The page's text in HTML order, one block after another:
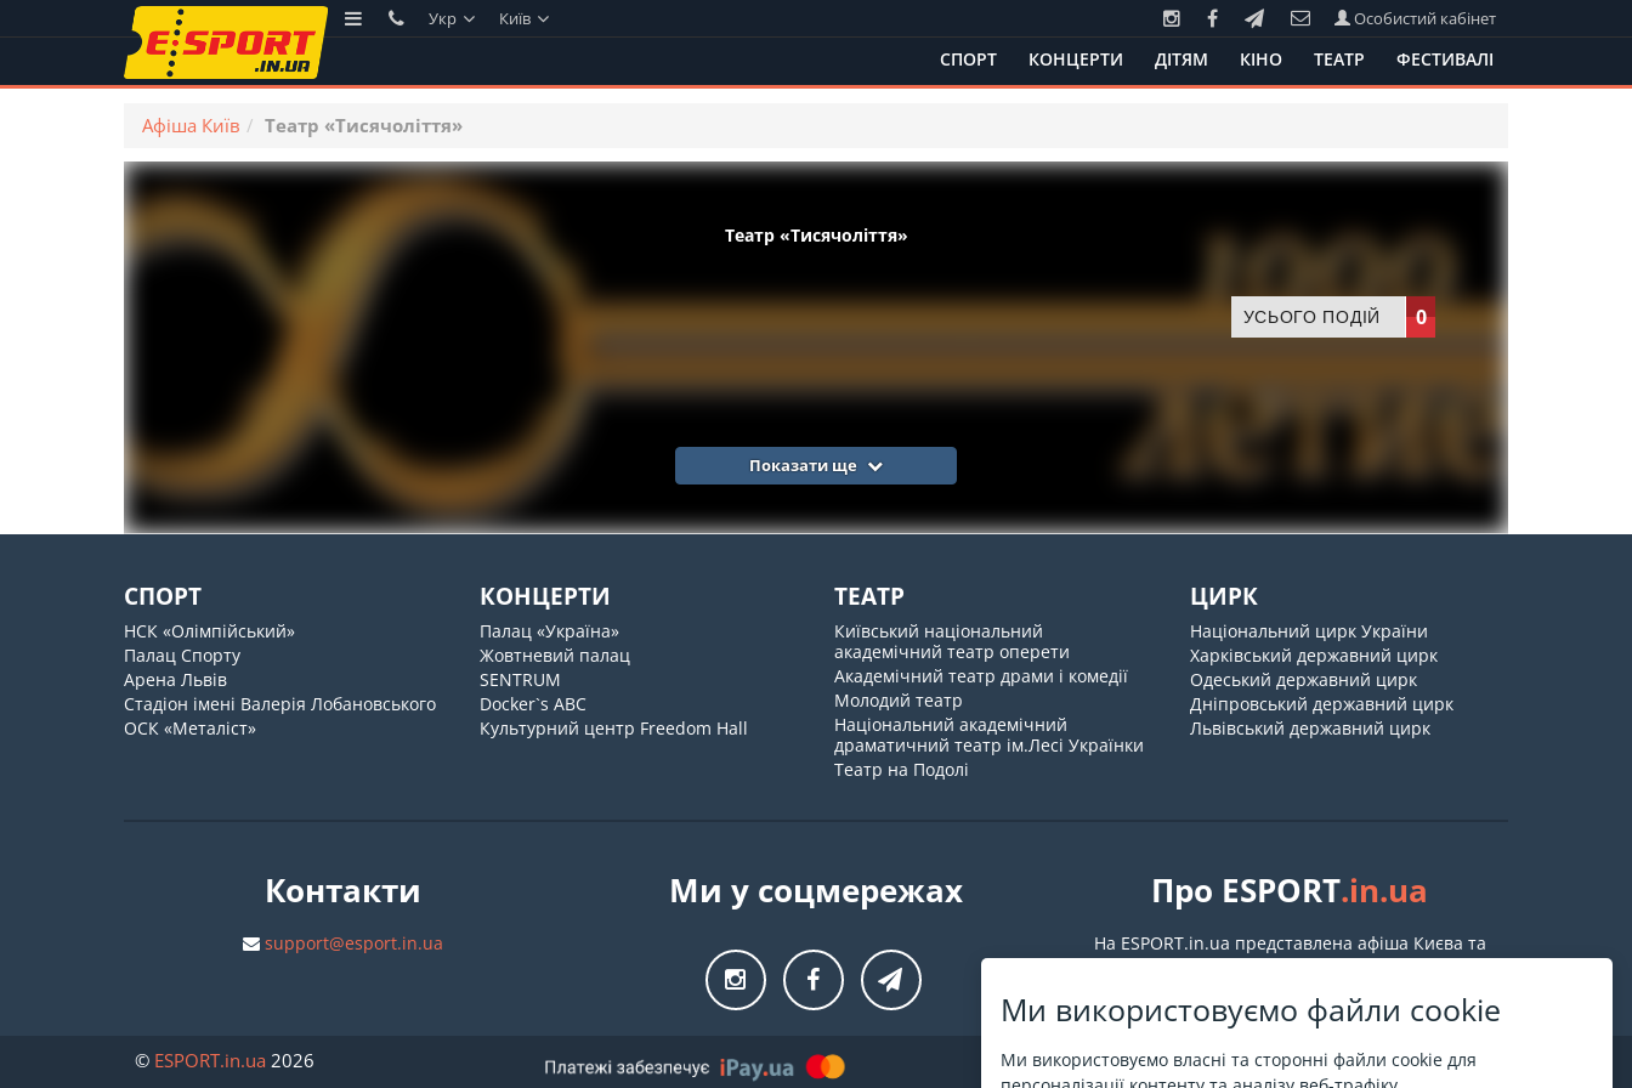
Ми використовуємо файли cookie
Ми використовуємо власні та сторонні файли cookie для
Укр Київ Особистий кабінет
СПОРТ КОНЦЕРТИ ДІТЯМ КІНО ТЕАТР ФЕСТИВАЛІ
Афіша Київ Театр «Тисячоліття»
Театр «Тисячоліття»
УСЬОГО ПОДІЙ 0
Показати ще
СПОРТ
НСК «Олімпійський»
Палац Спорту
Арена Львів
Стадіон імені Валерія Лобановського
ОСК «Металіст»
КОНЦЕРТИ
Палац «Україна»
Жовтневий палац
SENTRUM
Docker`s ABC
Культурний центр Freedom Hall
ТЕАТР
Київський національний
академічний театр оперети
Академічний театр драми і комедії
Молодий театр
Національний академічний
драматичний театр ім.Лесі Українки
Театр на Подолі
ЦИРК
Національний цирк України
Харківський державний цирк
Одеський державний цирк
Дніпровський державний цирк
Львівський державний цирк
Контакти
support@esport.in.ua
Ми у соцмережах Про ESPORT.in.ua
На ESPORT.in.ua представлена афіша Києва та
© ESPORT.in.ua 2026